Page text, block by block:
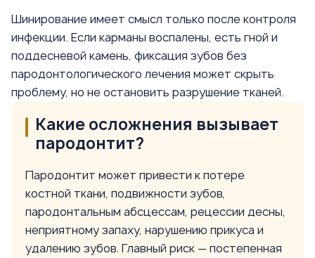
Шинирование имеет смысл только после контроля
инфекции. Если карманы воспалены, есть гной и
поддесневой камень, фиксация зубов без
пародонтологического лечения может скрыть
проблему, но не остановить разрушение тканей.
Какие осложнения вызывает
пародонтит?
Пародонтит может привести к потере
костной ткани, подвижности зубов,
пародонтальным абсцессам, рецессии десны,
неприятному запаху, нарушению прикуса и
удалению зубов. Главный риск — постепенная